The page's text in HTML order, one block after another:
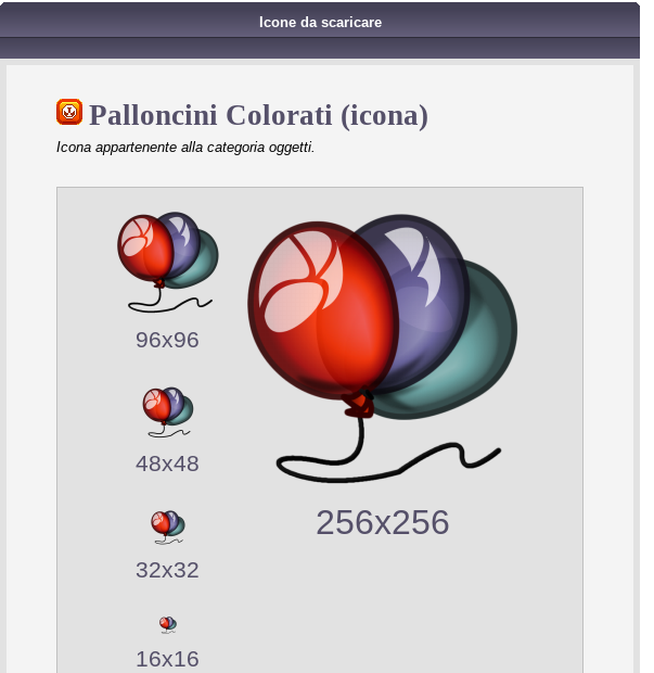
Icone da scaricare
Palloncini Colorati (icona)
Icona appartenente alla categoria oggetti.
96x96
48x48
32x32
16x16
256x256